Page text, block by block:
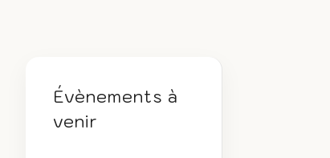
Évènements à
venir